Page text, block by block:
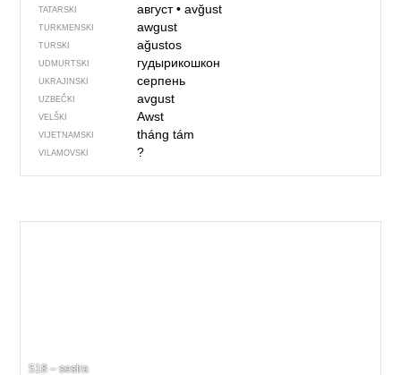
TATARSKI август• avğust
TURKMENSKI awgust
TURSKI ağustos
UDMURTSKI гудырикошкон
UKRAJINSKI серпень
UZBEČKI avgust
VELŠKI Awst
VIJETNAMSKI tháng tám
VILAMOVSKI ?
518 – sestra